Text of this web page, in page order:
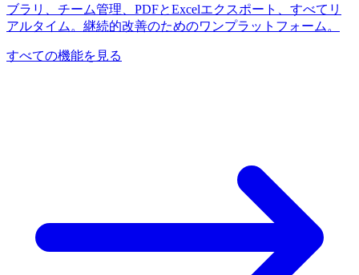
ブラリ、チーム管理、PDFとExcelエクスポート、すべてリ
アルタイム。継続的改善のためのワンプラットフォーム。
すべての機能を見る